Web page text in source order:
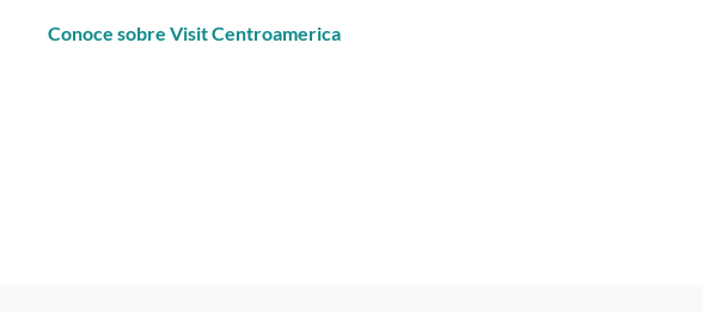
Conoce sobre Visit Centroamerica